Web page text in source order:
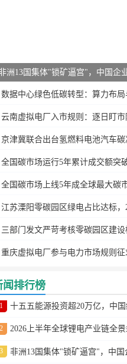
数据中心绿色低碳转型：算力布局与节
云南虚拟电厂入市规则：逐日盯
京津冀联合出台氢燃料电池汽车碳
全国碳市场运行5年累计成交额突
全国碳市场上线5年成全球最大碳
江苏溧阳零碳园区绿电占比达标，2029年
三部门发文严苛考核零碳园区建设
重庆虚拟电厂参与电力市场规则
闻排行榜
1
2
3